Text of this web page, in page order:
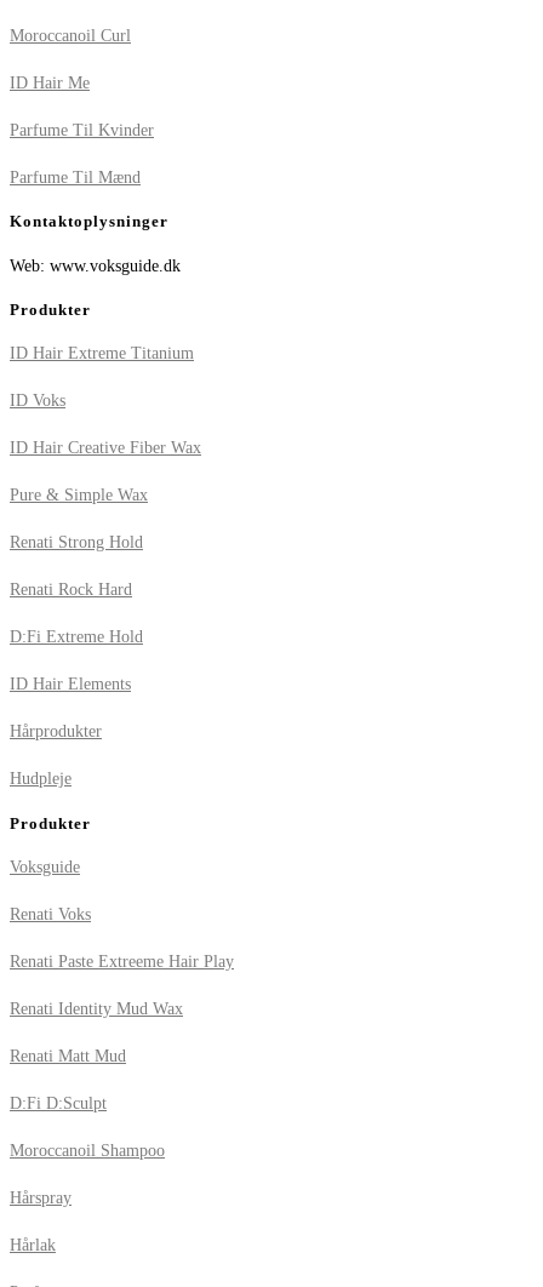
Moroccanoil Curl
ID Hair Me
Parfume Til Kvinder
Parfume Til Mænd
Kontaktoplysninger
Web: www.voksguide.dk
Produkter
ID Hair Extreme Titanium
ID Voks
ID Hair Creative Fiber Wax
Pure & Simple Wax
Renati Strong Hold
Renati Rock Hard
D:Fi Extreme Hold
ID Hair Elements
Hårprodukter
Hudpleje
Produkter
Voksguide
Renati Voks
Renati Paste Extreeme Hair Play
Renati Identity Mud Wax
Renati Matt Mud
D:Fi D:Sculpt
Moroccanoil Shampoo
Hårspray
Hårlak